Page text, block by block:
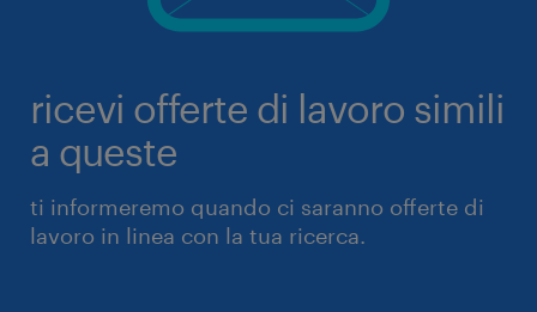
ricevi offerte di lavoro simili
a queste
ti informeremo quando ci saranno offerte di
lavoro in linea con la tua ricerca.